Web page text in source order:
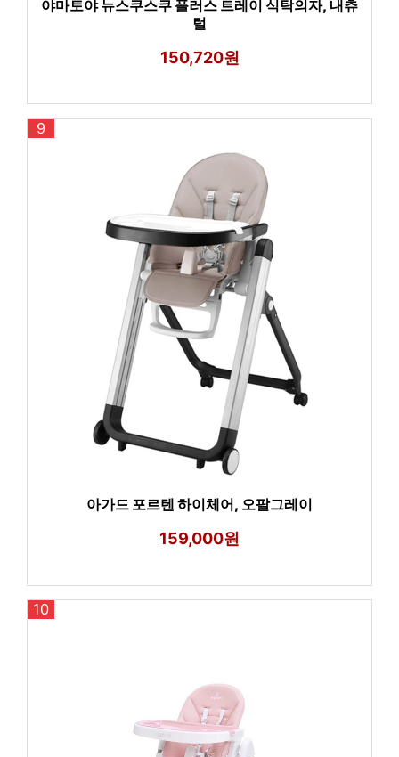
야마토야 뉴스쿠스쿠 플러스 트레이 식탁의자, 내츄
럴
150,720원
9
아가드 포르텐 하이체어, 오팔그레이
159,000원
10